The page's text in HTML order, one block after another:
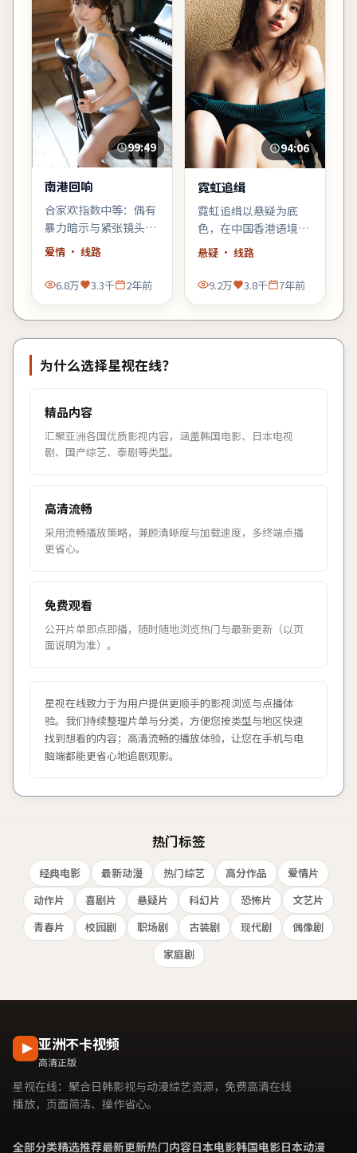
99:49
南港回响
合家欢指数中等：偶有
暴力暗示与紧张镜头，
家长可酌情陪同；青少
年观众更能代入主角的
成长线。
爱情· 线路
6.8万 3.3千 2年前
94:06
霓虹追缉
霓虹追缉以悬疑为底
色，在中国香港语境里
铺陈悬念：当日常秩序
出现第一道裂缝，每个
人都必须重新选择立
悬疑 · 线路
9.2万 3.8千 7年前
为什么选择星视在线？
精品内容
汇聚亚洲各国优质影视内容，涵盖韩国电影、日本电视
剧、国产综艺、泰剧等类型。
高清流畅
采用流畅播放策略，兼顾清晰度与加载速度，多终端点播
更省心。
免费观看
公开片单即点即播，随时随地浏览热门与最新更新（以页
面说明为准）。
星视在线致力于为用户提供更顺手的影视浏览与点播体
验。我们持续整理片单与分类，方便您按类型与地区快速
找到想看的内容；高清流畅的播放体验，让您在手机与电
脑端都能更省心地追剧观影。
热门标签
经典电影 最新动漫 热门综艺 高分作品
爱情片
动作片
喜剧片 悬疑片 科幻片 恐怖片
文艺片
青春片
校园剧 职场剧 古装剧 现代剧
偶像剧
家庭剧
亚洲不卡视频
高清正版
星视在线：聚合日韩影视与动漫综艺资源，免费高清在线
播放，页面简洁、操作省心。
全部分类精选推荐最新更新热门内容日本电影韩国电影日本动漫